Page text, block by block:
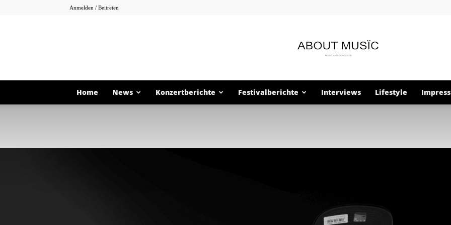
Anmelden / Beitreten
About
Home News Konzertberichte Festivalberichte Interviews Lifestyle